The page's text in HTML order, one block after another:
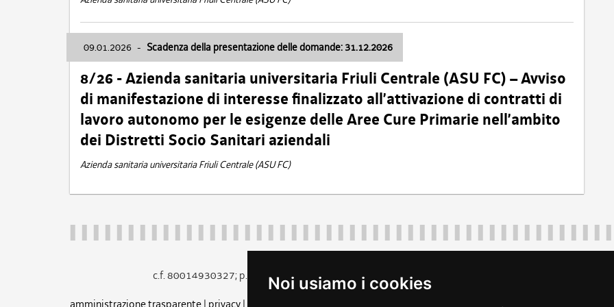
Noi usiamo i cookies
09.01.2026 - Scadenza della presentazione delle domande: 31.12.2026
8/26 - Azienda sanitaria universitaria Friuli Centrale (ASU FC) – Avviso
di manifestazione di interesse finalizzato all’attivazione di contratti di
lavoro autonomo per le esigenze delle Aree Cure Primarie nell’ambito
dei Distretti Socio Sanitari aziendali
Azienda sanitaria universitaria Friuli Centrale (ASU FC)
c.f. 80014930327; p.iva 00526040324
piazza Unità d'Italia 1 Trieste
amministrazione trasparente| privacy| dichiarazione di accessibilità